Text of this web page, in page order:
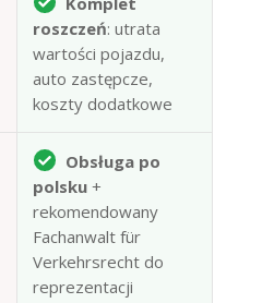
roszczeń: utrata
wartości pojazdu,
auto zastępcze,
koszty dodatkowe
Obsługa po
polsku+
rekomendowany
Fachanwalt für
Verkehrsrecht do
reprezentacji